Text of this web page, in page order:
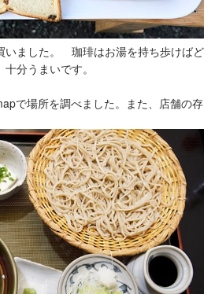
いました。 珈琲はお湯を持ち歩けばど
分うまいです。
で場所を調べました。また、店舗の存